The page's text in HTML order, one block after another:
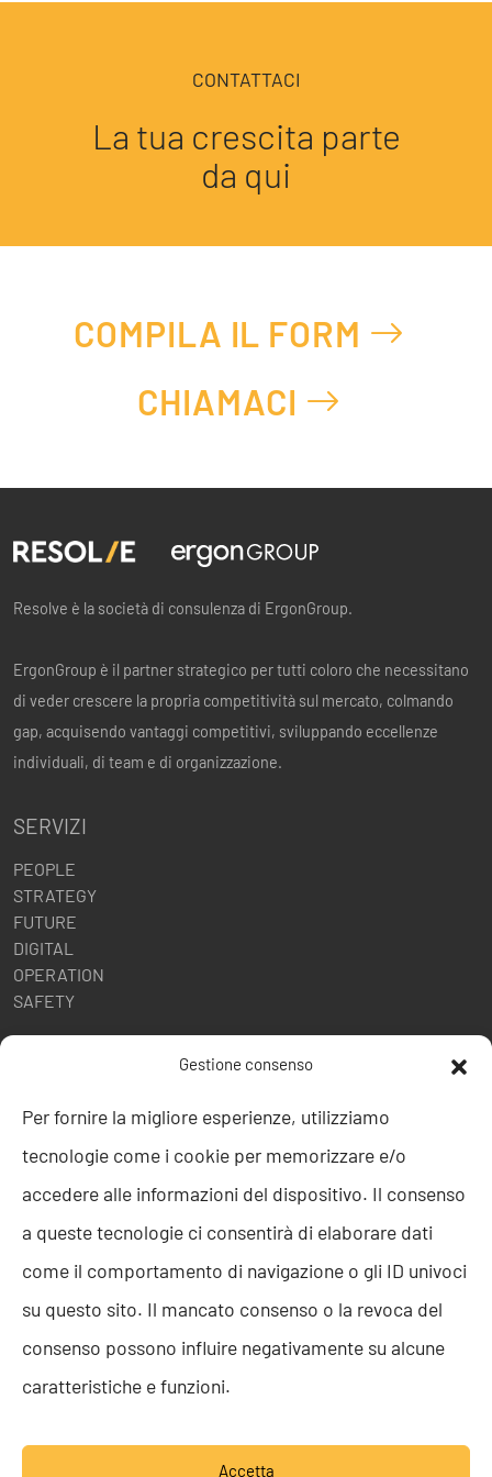
Gestione consenso
Per fornire la migliore esperienze, utilizziamo
tecnologie come i cookie per memorizzare e/o
accedere alle informazioni del dispositivo. Il consenso
a queste tecnologie ci consentirà di elaborare dati
come il comportamento di navigazione o gli ID univoci
su questo sito. Il mancato consenso o la revoca del
consenso possono influire negativamente su alcune
caratteristiche e funzioni.
Accetta
CONTATTACI
La tua crescita parte
da qui
COMPILA IL FORM
CHIAMACI
Resolve è la società di consulenza di ErgonGroup.
ErgonGroup è il partner strategico per tutti coloro che necessitano
di veder crescere la propria competitività sul mercato, colmando
gap, acquisendo vantaggi competitivi, sviluppando eccellenze
individuali, di team e di organizzazione.
SERVIZI
PEOPLE
STRATEGY
FUTURE
DIGITAL
OPERATION
SAFETY
POLITICHE AZIENDALI
ISO 27001
Codice etico
Segnalazione Whistleblowing
Politica per la Parità di Genere
Politica per la sicurezza delle informazioni
TEAM RESOLVE